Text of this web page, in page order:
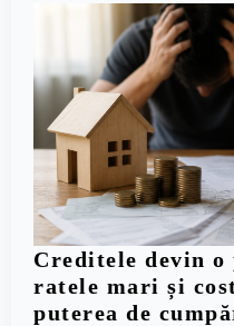
Creditele devin
ratele mari și
puterea de